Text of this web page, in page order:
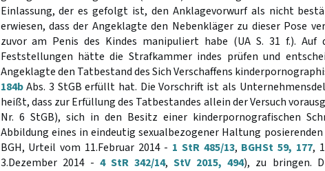
Einlassung, der es gefolgt ist, den Anklagevorwurf als nicht
erwiesen, dass der Angeklagte den Nebenkläger zu dieser Pose
zuvor am Penis des Kindes manipuliert habe (UA S. 31 f.). Auf
Feststellungen hätte die Strafkammer indes prüfen und
Angeklagte den Tatbestand des Sich Verschaffens
184bAbs. 3 StGB erfüllt hat. Die Vorschrift ist als
heißt, dass zur Erfüllung des Tatbestandes allein der Versuch
Nr. 6 StGB), sich in den Besitz einer kinderpornografischen
Abbildung eines in eindeutig sexualbezogener Haltung
BGH, Urteil vom 11.Februar 2014 - 1 StR 485/13, BGHSt 59, 177,
3.Dezember 2014 - 4 StR 342/14,StV 2015, 494), zu bringen.